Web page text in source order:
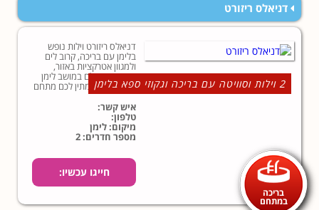
דניאלס ריזורט
2 וילות וסוויטה עם בריכה וגקוזי ספא בלימן
בריכה
במתחם
דניאלס ריזורט וילות נופש
בלימן עם בריכה, קרוב לים
ולמגוון אטרקציות באזור,
במיקום מושלם במושב לימן
ליד נהריה, ממתין לכם מתחם
וסוויטה מרווחת עם בריכת
שחייה גדולה וגקוזי ספא!
איש קשר:
טלפון:
מיקום: לימן
מספר חדרים: 2
חייגו עכשיו: